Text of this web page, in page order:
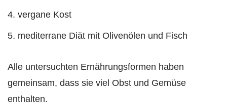
vergane Kost
mediterrane Diät mit Olivenölen und Fisch
Alle untersuchten Ernährungsformen haben
gemeinsam, dass sie viel Obst und Gemüse
enthalten.